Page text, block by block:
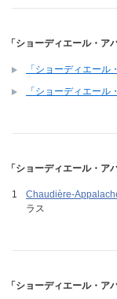
「ショーディエール・ア
「ショーディエー
「ショーディエール
「ショーディエール・ア
Chaudière-
ラス
「ショーディエール・ア